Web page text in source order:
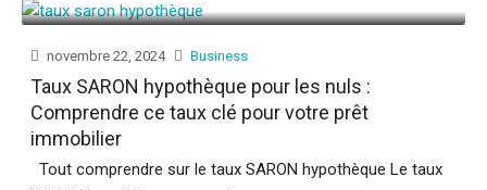
novembre 22, 2024 Business
Taux SARON hypothèque pour les nuls :
Comprendre ce taux clé pour votre prêt
immobilier
Tout comprendre sur le taux SARON hypothèque Le taux